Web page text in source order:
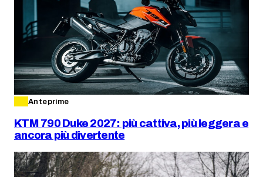
Anteprime
KTM 790 Duke 2027: più cattiva, più leggera e
ancora più divertente